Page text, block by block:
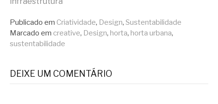
Publicado em Criatividade, Design, Sustentabilidade
Marcado em creative, Design, horta, horta urbana,
sustentabilidade
DEIXE UM COMENTÁRIO